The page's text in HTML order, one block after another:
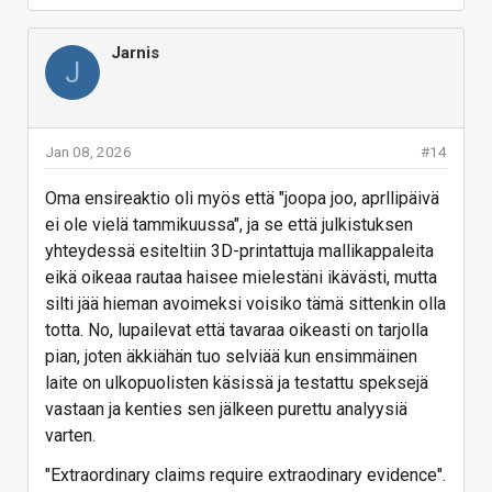
J
Jarnis
#14
Jan 08, 2026
Oma ensireaktio oli myös että "joopa joo, aprllipäivä
ei ole vielä tammikuussa", ja se että julkistuksen
yhteydessä esiteltiin 3D-printattuja mallikappaleita
eikä oikeaa rautaa haisee mielestäni ikävästi, mutta
silti jää hieman avoimeksi voisiko tämä sittenkin olla
totta. No, lupailevat että tavaraa oikeasti on tarjolla
pian, joten äkkiähän tuo selviää kun ensimmäinen
laite on ulkopuolisten käsissä ja testattu speksejä
vastaan ja kenties sen jälkeen purettu analyysiä
varten.
"Extraordinary claims require extraodinary evidence".